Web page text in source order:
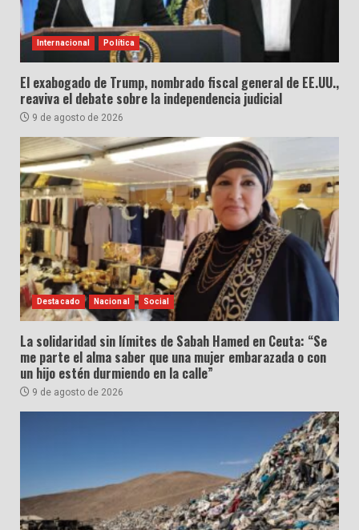
Internacional Política
El exabogado de Trump, nombrado fiscal general de EE.UU.,
reaviva el debate sobre la independencia judicial
9 de agosto de 2026
Destacado Nacional Social
La solidaridad sin límites de Sabah Hamed en Ceuta: “Se
me parte el alma saber que una mujer embarazada o con
un hijo estén durmiendo en la calle”
9 de agosto de 2026